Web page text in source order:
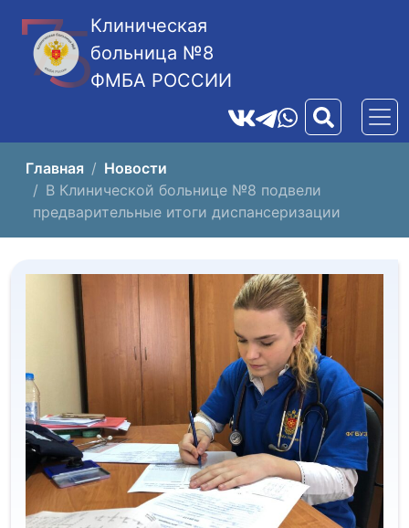
Клиническая
больница №8
ФМБА РОССИИ
Главная
Новости
В Клинической больнице №8 подвели
предварительные итоги диспансеризации